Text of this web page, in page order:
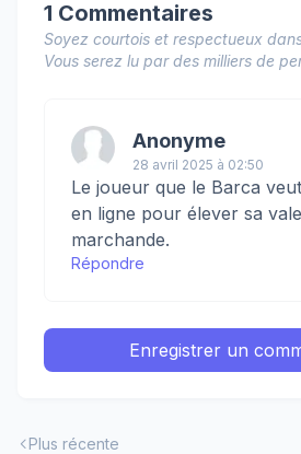
1 Commentaires
Soyez courtois et respectueux
Vous serez lu par des milliers de
Anonyme
28 avril 2025 à 02:50
Le joueur que le Barca
en ligne pour élever sa
marchande.
Répondre
Enregistrer un
Plus récente